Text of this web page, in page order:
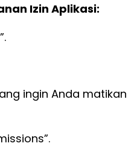
Izin Aplikasi:
ingin Anda matikan